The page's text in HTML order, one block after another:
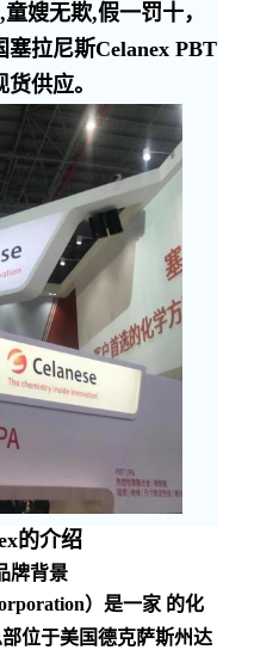
嫂无欺,假一罚十，
拉尼斯Celanex PBT
供应。
的介绍
牌背景
）是一家 的化
位于美国德克萨斯州达